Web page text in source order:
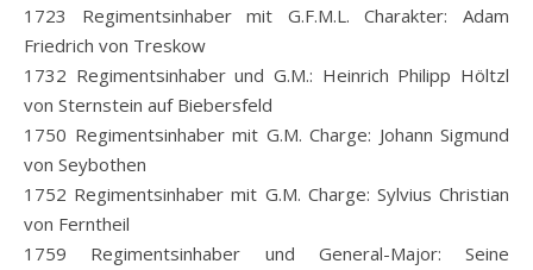
1723 Regimentsinhaber mit G.F.M.L. Charakter: Adam
Friedrich von Treskow
1732 Regimentsinhaber und G.M.: Heinrich Philipp Höltzl
von Sternstein auf Biebersfeld
1750 Regimentsinhaber mit G.M. Charge: Johann Sigmund
von Seybothen
1752 Regimentsinhaber mit G.M. Charge: Sylvius Christian
von Ferntheil
1759 Regimentsinhaber und General-Major: Seine